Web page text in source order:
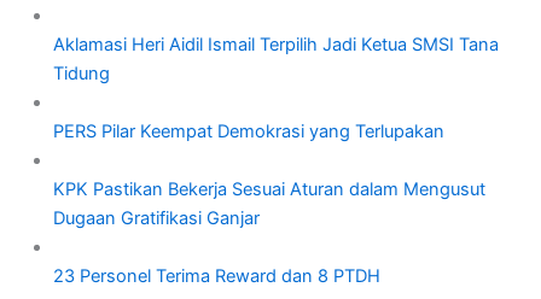
Aklamasi Heri Aidil Ismail Terpilih Jadi Ketua SMSI Tana
Tidung
PERS Pilar Keempat Demokrasi yang Terlupakan
KPK Pastikan Bekerja Sesuai Aturan dalam Mengusut
Dugaan Gratifikasi Ganjar
23 Personel Terima Reward dan 8 PTDH